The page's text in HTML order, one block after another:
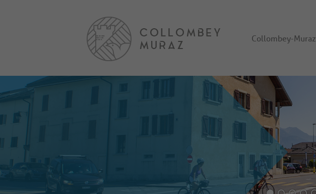
Collombey-Muraz